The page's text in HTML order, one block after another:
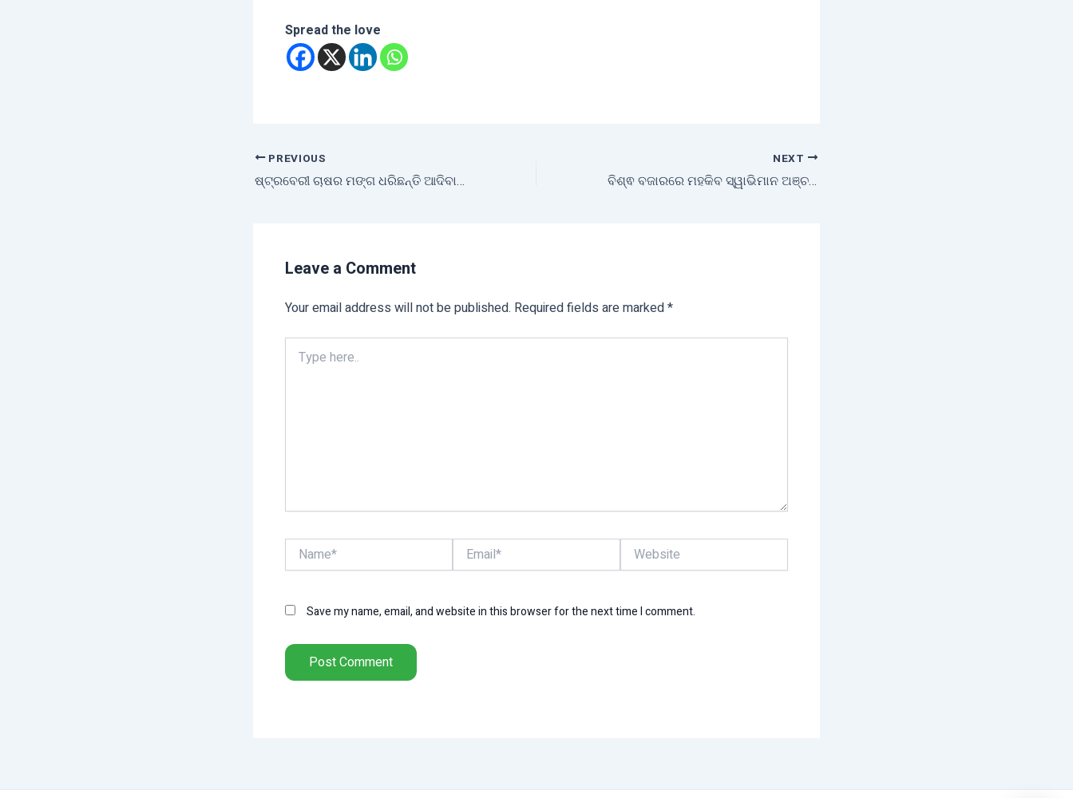
Spread the love
PREVIOUS
ଷ୍ଟ୍ରବେରୀ ଚାଷର ମଙ୍ଗ ଧରିଛନ୍ତି ଆଦିବାସୀ ମହିଳା
NEXT
ବିଶ୍ଵ ବଜାରରେ ମହକିବ ସ୍ୱାଭିମାନ ଅଞ୍ଚଳର ହଳଦୀ
Leave a Comment
Your email address will not be published. Required fields are marked*
here..
Name* Email* Website
Save my name, email, and website in this browser for the next time I comment.